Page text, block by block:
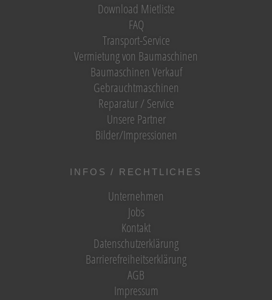
Download Mietliste
FAQ
Transport-Service
Vermietung von Baumaschinen
Baumaschinen Verkauf
Gebrauchtmaschinen
Reparatur / Service
Unsere Partner
Bilder/Impressionen
INFOS / RECHTLICHES
Unternehmen
Jobs
Kontakt
Datenschutzerklärung
Barrierefreiheitserklärung
AGB
Impressum